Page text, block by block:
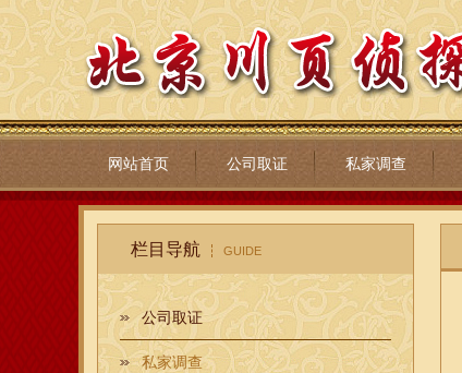
网站首页 公司取证 私家调查
栏目导航 GUIDE
公司取证
私家调查